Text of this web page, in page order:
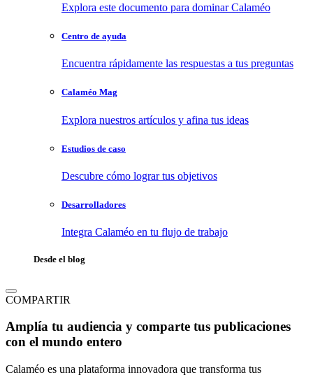
Explora este documento para dominar Calaméo
Centro de ayuda
Encuentra rápidamente las respuestas a tus preguntas
Calaméo Mag
Explora nuestros artículos y afina tus ideas
Estudios de caso
Descubre cómo lograr tus objetivos
Desarrolladores
Integra Calaméo en tu flujo de trabajo
Desde el blog
COMPARTIR
Amplía tu audiencia y comparte tus publicaciones
con el mundo entero
Calaméo es una plataforma innovadora que transforma tus